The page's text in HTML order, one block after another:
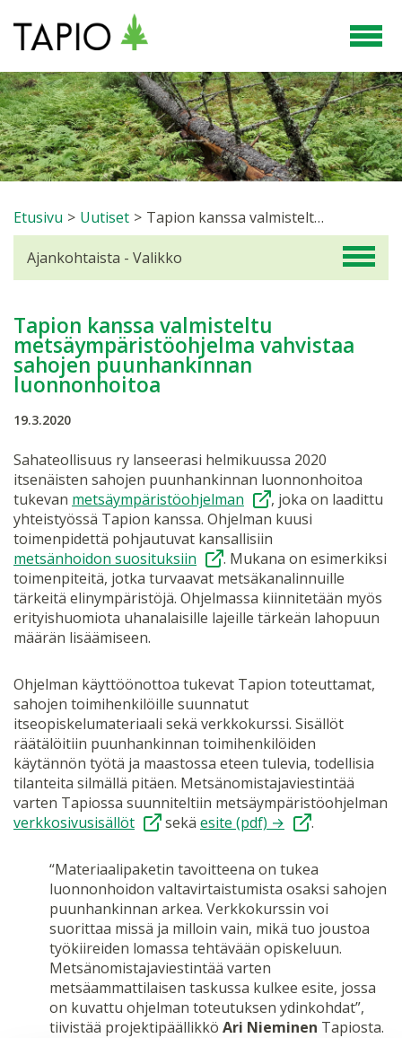
Etusivu > Uutiset > Tapion kanssa valmisteltu metsäympäristöohjelma vahvistaa sahojen puunhankinnan luonnonhoitoa
Tapion kanssa valmisteltu
metsäympäristöohjelma vahvistaa
sahojen puunhankinnan
luonnonhoitoa
19.3.2020
Sahateollisuus ry lanseerasi helmikuussa 2020
itsenäisten sahojen puunhankinnan luonnonhoitoa
tukevan metsäympäristöohjelman
, joka on laadittu
yhteistyössä Tapion kanssa. Ohjelman kuusi
toimenpidettä pohjautuvat kansallisiin
metsänhoidon suosituksiin
. Mukana on esimerkiksi
toimenpiteitä, jotka turvaavat metsäkanalinnuille
tärkeitä elinympäristöjä. Ohjelmassa kiinnitetään myös
erityishuomiota uhanalaisille lajeille tärkeän lahopuun
määrän lisäämiseen.
Ohjelman käyttöönottoa tukevat Tapion toteuttamat,
sahojen toimihenkilöille suunnatut
itseopiskelumateriaali sekä verkkokurssi. Sisällöt
räätälöitiin puunhankinnan toimihenkilöiden
käytännön työtä ja maastossa eteen tulevia, todellisia
tilanteita silmällä pitäen. Metsänomistajaviestintää
varten Tapiossa suunniteltiin metsäympäristöohjelman
verkkosivusisällöt
sekä esite (pdf) → .
“Materiaalipaketin tavoitteena on tukea
luonnonhoidon valtavirtaistumista osaksi sahojen
puunhankinnan arkea. Verkkokurssin voi
suorittaa missä ja milloin vain, mikä tuo joustoa
työkiireiden lomassa tehtävään opiskeluun.
Metsänomistajaviestintää varten
metsäammattilaisen taskussa kulkee esite, jossa
on kuvattu ohjelman toteutuksen ydinkohdat”,
tiivistää projektipäällikkö Ari Nieminen Tapiosta.
Ajankohtaista - Valikko